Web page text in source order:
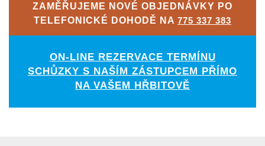
ZAMĚŘUJEME NOVÉ OBJEDNÁVKY PO
TELEFONICKÉ DOHODĚ NA 775 337 383
ON-LINE REZERVACE TERMÍNU
SCHŮZKY S NAŠÍM ZÁSTUPCEM PŘÍMO
NA VAŠEM HŘBITOVĚ